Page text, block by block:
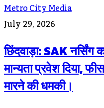
Metro City Media
July 29, 2026
छिंदवाड़ा: SAK
मान्यता प्रवेश दिया,
मारने की धमकी।